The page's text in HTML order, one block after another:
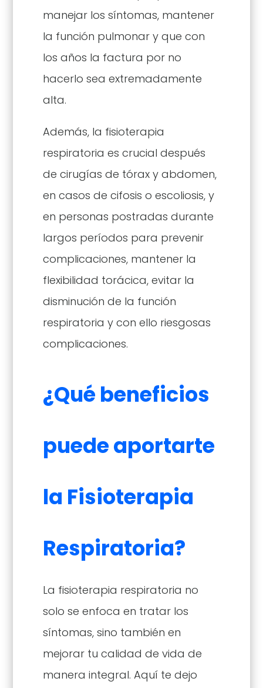
manejar los síntomas, mantener
la función pulmonar y que con
los años la factura por no
hacerlo sea extremadamente
alta.
Además, la fisioterapia
respiratoria es crucial después
de cirugías de tórax y abdomen,
en casos de cifosis o escoliosis, y
en personas postradas durante
largos períodos para prevenir
complicaciones, mantener la
flexibilidad torácica, evitar la
disminución de la función
respiratoria y con ello riesgosas
complicaciones.
¿Qué beneficios
puede aportarte
la Fisioterapia
Respiratoria?
La fisioterapia respiratoria no
solo se enfoca en tratar los
síntomas, sino también en
mejorar tu calidad de vida de
manera integral. Aquí te dejo